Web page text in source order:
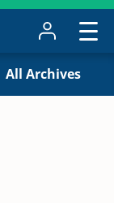
All Archives